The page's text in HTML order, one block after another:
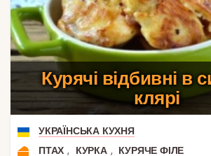
Курячі відбивні в
клярі
УКРАЇНСЬКА КУХНЯ
ПТАХ , КУРКА ,
КУРЯЧЕ ФІЛЕ